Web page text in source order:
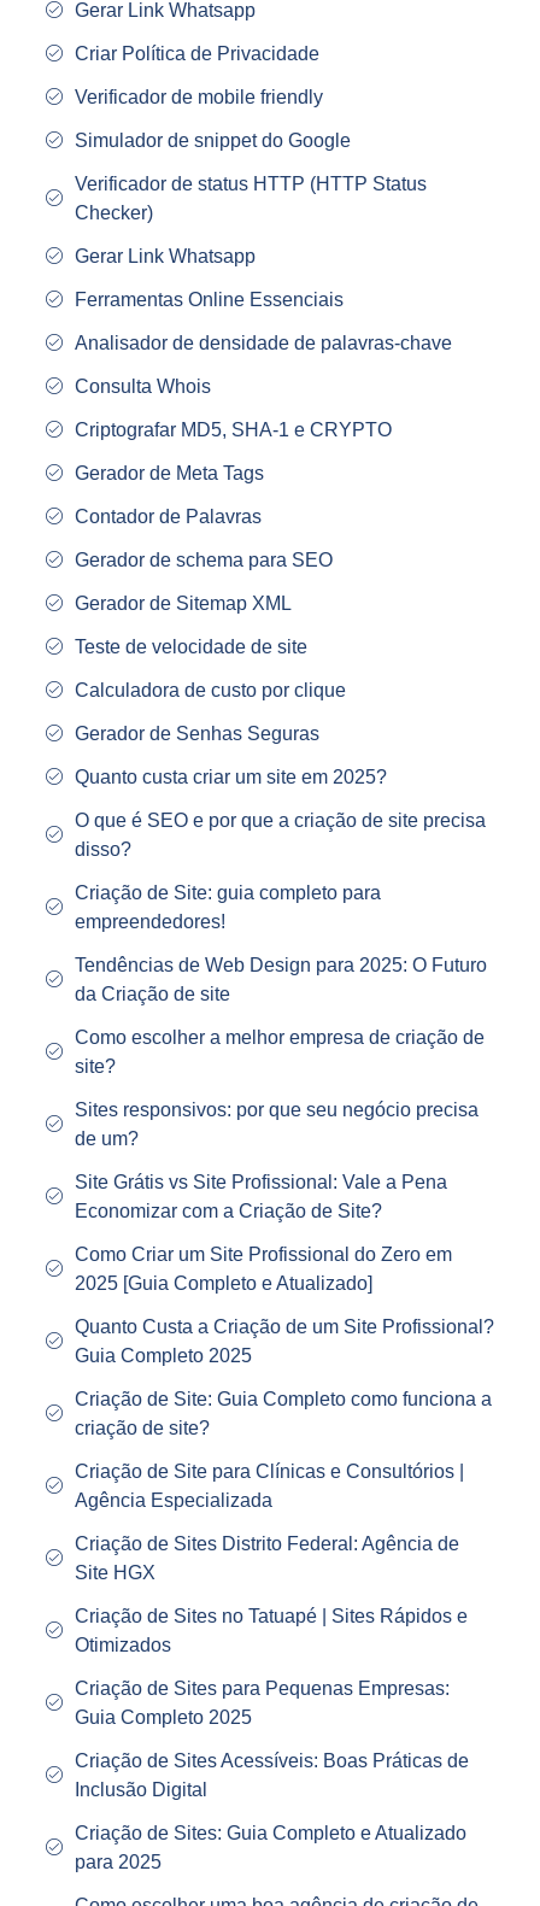
Gerar Link Whatsapp
Criar Política de Privacidade
Verificador de mobile friendly
Simulador de snippet do Google
Verificador de status HTTP (HTTP Status
Checker)
Gerar Link Whatsapp
Ferramentas Online Essenciais
Analisador de densidade de palavras-chave
Consulta Whois
Criptografar MD5, SHA-1 e CRYPTO
Gerador de Meta Tags
Contador de Palavras
Gerador de schema para SEO
Gerador de Sitemap XML
Teste de velocidade de site
Calculadora de custo por clique
Gerador de Senhas Seguras
Quanto custa criar um site em 2025?
O que é SEO e por que a criação de site precisa
disso?
Criação de Site: guia completo para
empreendedores!
Tendências de Web Design para 2025: O Futuro
da Criação de site
Como escolher a melhor empresa de criação de
site?
Sites responsivos: por que seu negócio precisa
de um?
Site Grátis vs Site Profissional: Vale a Pena
Economizar com a Criação de Site?
Como Criar um Site Profissional do Zero em
2025 [Guia Completo e Atualizado]
Quanto Custa a Criação de um Site Profissional?
Guia Completo 2025
Criação de Site: Guia Completo como funciona a
criação de site?
Criação de Site para Clínicas e Consultórios |
Agência Especializada
Criação de Sites Distrito Federal: Agência de
Site HGX
Criação de Sites no Tatuapé | Sites Rápidos e
Otimizados
Criação de Sites para Pequenas Empresas:
Guia Completo 2025
Criação de Sites Acessíveis: Boas Práticas de
Inclusão Digital
Criação de Sites: Guia Completo e Atualizado
para 2025